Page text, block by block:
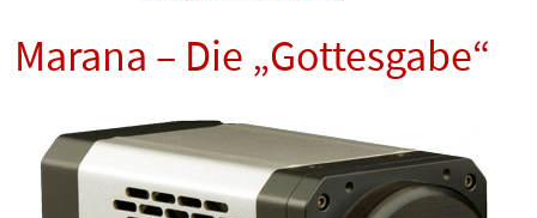
Marana – Die „Gottesgabe“